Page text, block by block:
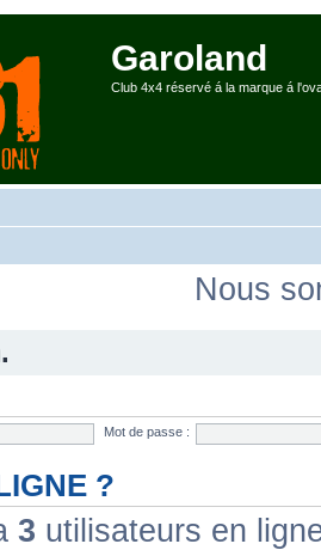
Garoland
Club 4x4 réservé á la marque á
Nous
Mot de passe :
?
3 utilisateurs en